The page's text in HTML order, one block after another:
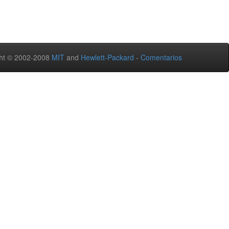
© 2002-2008 MIT and Hewlett-Packard - Comentarios